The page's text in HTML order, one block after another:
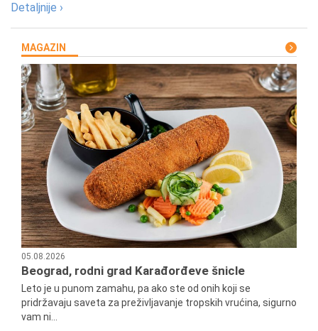
Detaljnije ›
MAGAZIN
05.08.2026
Beograd, rodni grad Karađorđeve šnicle
Leto je u punom zamahu, pa ako ste od onih koji se
pridržavaju saveta za preživljavanje tropskih vrućina, sigurno
vam ni...